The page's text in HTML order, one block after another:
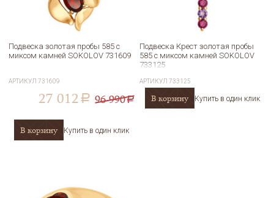
Подвеска золотая пробы 585 с
миксом камней SOKOLOV 731609
АРТИКУЛ731609
27 012 a 96 990a
В корзину Купить в один клик
Подвеска Крест золотая пробы
585 с миксом камней SOKOLOV
733125
АРТИКУЛ733125
В корзину Купить в один клик